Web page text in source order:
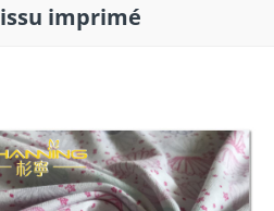
imprimé